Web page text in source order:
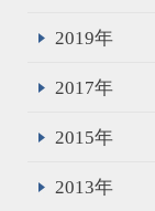
2019年
2017年
2015年
2013年